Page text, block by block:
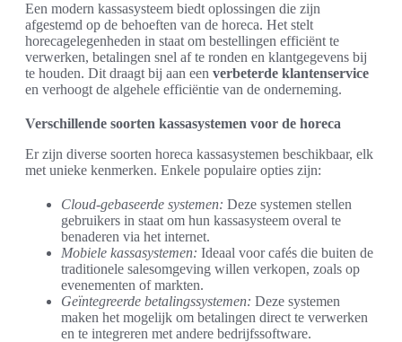
Een modern kassasysteem biedt oplossingen die zijn
afgestemd op de behoeften van de horeca. Het stelt
horecagelegenheden in staat om bestellingen efficiënt te
verwerken, betalingen snel af te ronden en klantgegevens bij
te houden. Dit draagt bij aan een verbeterde klantenservice
en verhoogt de algehele efficiëntie van de onderneming.
Verschillende soorten kassasystemen voor de horeca
Er zijn diverse soorten horeca kassasystemen beschikbaar, elk
met unieke kenmerken. Enkele populaire opties zijn:
Cloud-gebaseerde systemen: Deze systemen stellen
gebruikers in staat om hun kassasysteem overal te
benaderen via het internet.
Mobiele kassasystemen: Ideaal voor cafés die buiten de
traditionele salesomgeving willen verkopen, zoals op
evenementen of markten.
Geïntegreerde betalingssystemen: Deze systemen
maken het mogelijk om betalingen direct te verwerken
en te integreren met andere bedrijfssoftware.